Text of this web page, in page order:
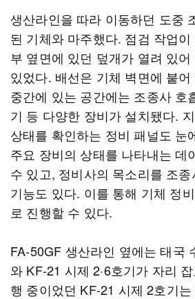
생산라인을 따라 이동하던 도중
된 기체와 마주했다. 점검 작업
부 옆면에 있던 덮개가 열려 있
있었다. 배선은 기체 벽면에 붙
중간에 있는 공간에는 조종사 호
기 등 다양한 장비가 설치됐다.
상태를 확인하는 정비 패널도 눈
주요 장비의 상태를 나타내는 데
수 있고, 정비사의 목소리를 조
기능도 있다. 이를 통해 기체 정
로 진행할 수 있다.
FA-50GF 생산라인 옆에는 태국
와 KF-21 시제 2·6호기가 자리
행 중이었던 KF-21 시제 2호기